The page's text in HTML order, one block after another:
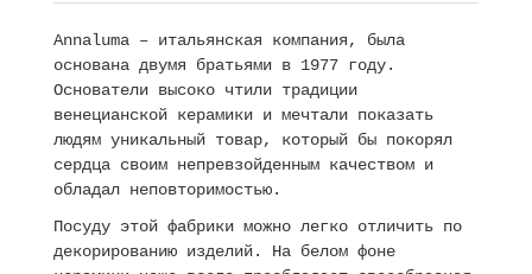
Annaluma – итальянская компания, была
основана двумя братьями в 1977 году.
Основатели высоко чтили традиции
венецианской керамики и мечтали показать
людям уникальный товар, который бы покорял
сердца своим непревзойденным качеством и
обладал неповторимостью.
Посуду этой фабрики можно легко отличить по
декорированию изделий. На белом фоне